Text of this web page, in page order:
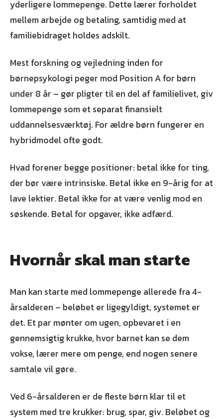
yderligere lommepenge. Dette lærer forholdet
mellem arbejde og betaling, samtidig med at
familiebidraget holdes adskilt.
Mest forskning og vejledning inden for
børnepsykologi peger mod Position A for børn
under 8 år – gør pligter til en del af familielivet, giv
lommepenge som et separat finansielt
uddannelsesværktøj. For ældre børn fungerer en
hybridmodel ofte godt.
Hvad forener begge positioner: betal ikke for ting,
der bør være intrinsiske. Betal ikke en 9-årig for at
lave lektier. Betal ikke for at være venlig mod en
søskende. Betal for opgaver, ikke adfærd.
Hvornår skal man starte
Man kan starte med lommepenge allerede fra 4-
årsalderen – beløbet er ligegyldigt, systemet er
det. Et par mønter om ugen, opbevaret i en
gennemsigtig krukke, hvor barnet kan se dem
vokse, lærer mere om penge, end nogen senere
samtale vil gøre.
Ved 6-årsalderen er de fleste børn klar til et
system med tre krukker: brug, spar, giv. Beløbet og